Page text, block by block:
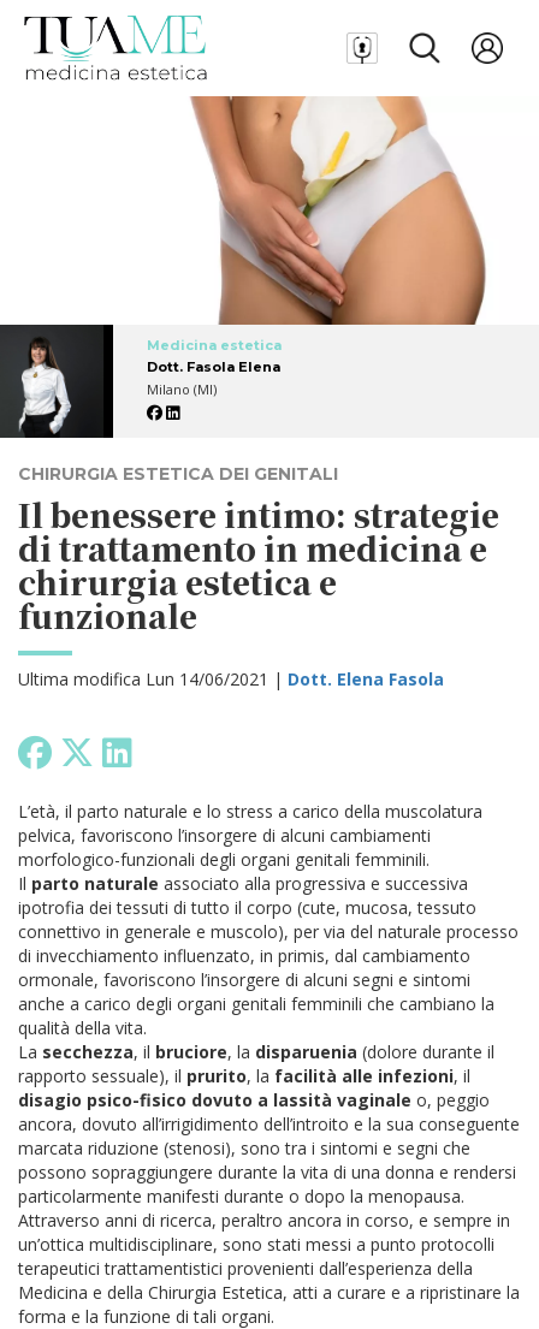
Medicina estetica
Dott. Fasola Elena
Milano (MI)
CHIRURGIA ESTETICA DEI GENITALI
Il benessere intimo: strategie
di trattamento in medicina e
chirurgia estetica e
funzionale
Ultima modifica Lun 14/06/2021 | Dott. Elena Fasola
L’età, il parto naturale e lo stress a carico della muscolatura
pelvica, favoriscono l’insorgere di alcuni cambiamenti
morfologico-funzionali degli organi genitali femminili.
Il parto naturale associato alla progressiva e successiva
ipotrofia dei tessuti di tutto il corpo (cute, mucosa, tessuto
connettivo in generale e muscolo), per via del naturale processo
di invecchiamento influenzato, in primis, dal cambiamento
ormonale, favoriscono l’insorgere di alcuni segni e sintomi
anche a carico degli organi genitali femminili che cambiano la
qualità della vita.
La secchezza, il bruciore, la disparuenia (dolore durante il
rapporto sessuale), il prurito, la facilità alle infezioni, il
disagio psico-fisico dovuto a lassità vaginale o, peggio
ancora, dovuto all’irrigidimento dell’introito e la sua conseguente
marcata riduzione (stenosi), sono tra i sintomi e segni che
possono sopraggiungere durante la vita di una donna e rendersi
particolarmente manifesti durante o dopo la menopausa.
Attraverso anni di ricerca, peraltro ancora in corso, e sempre in
un’ottica multidisciplinare, sono stati messi a punto protocolli
terapeutici trattamentistici provenienti dall’esperienza della
Medicina e della Chirurgia Estetica, atti a curare e a ripristinare la
forma e la funzione di tali organi.